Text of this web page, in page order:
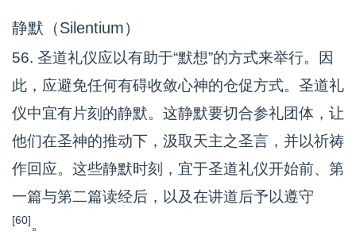
静默（Silentium）
56. 圣道礼仪应以有助于“默想”的方式来举行。因
此，应避免任何有碍收敛心神的仓促方式。圣道礼
仪中宜有片刻的静默。这静默要切合参礼团体，让
他们在圣神的推动下，汲取天主之圣言，并以祈祷
作回应。这些静默时刻，宜于圣道礼仪开始前、第
一篇与第二篇读经后，以及在讲道后予以遵守
[60]。